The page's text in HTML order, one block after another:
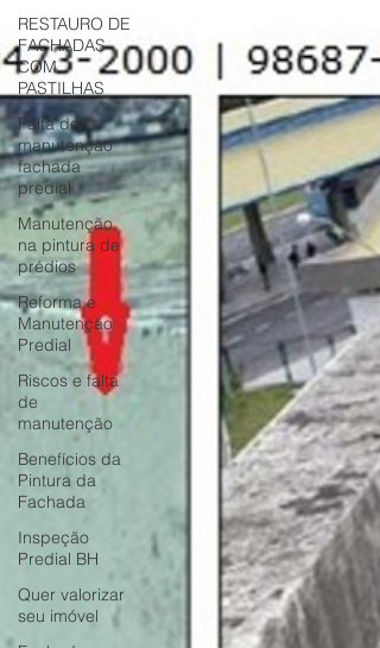
RESTAURO DE
FACHADAS
COM
PASTILHAS
Falta de
manutenção
fachada
predial
Manutenção
na pintura de
prédios
Reforma e
Manutenção
Predial
Riscos e falta
de
manutenção
Benefícios da
Pintura da
Fachada
Inspeção
Predial BH
Quer valorizar
seu imóvel